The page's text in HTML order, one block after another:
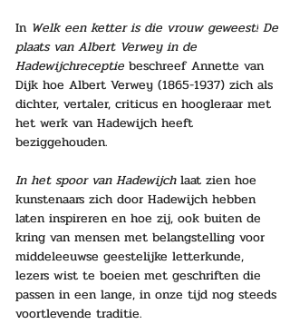
In Welk een ketter is die vrouw geweest! De
plaats van Albert Verwey in de
Hadewijchreceptie beschreef Annette van
Dijk hoe Albert Verwey (1865-1937) zich als
dichter, vertaler, criticus en hoogleraar met
het werk van Hadewijch heeft
beziggehouden.
In het spoor van Hadewijch laat zien hoe
kunstenaars zich door Hadewijch hebben
laten inspireren en hoe zij, ook buiten de
kring van mensen met belangstelling voor
middeleeuwse geestelijke letterkunde,
lezers wist te boeien met geschriften die
passen in een lange, in onze tijd nog steeds
voortlevende traditie.